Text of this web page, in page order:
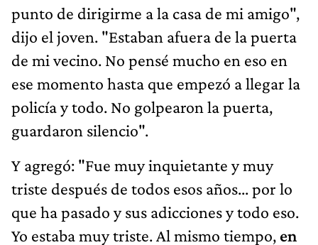
punto de dirigirme a la casa de mi amigo",
dijo el joven. "Estaban afuera de la puerta
de mi vecino. No pensé mucho en eso en
ese momento hasta que empezó a llegar la
policía y todo. No golpearon la puerta,
guardaron silencio".
Y agregó: "Fue muy inquietante y muy
triste después de todos esos años... por lo
que ha pasado y sus adicciones y todo eso.
Yo estaba muy triste. Al mismo tiempo, en